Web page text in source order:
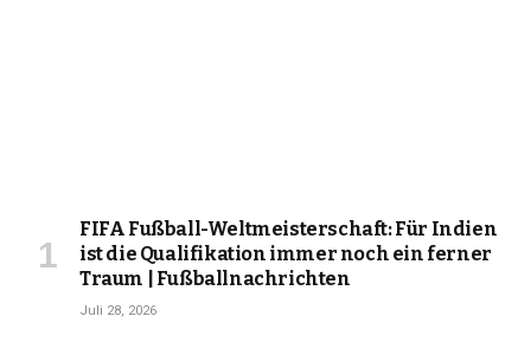
FIFA Fußball-Weltmeisterschaft: Für Indien
ist die Qualifikation immer noch ein ferner
Traum | Fußballnachrichten
Juli 28, 2026